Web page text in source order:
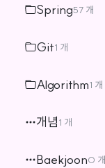
Spring57 개
Git1 개
Algorithm1 개
개념1 개
Baekjoon0 개